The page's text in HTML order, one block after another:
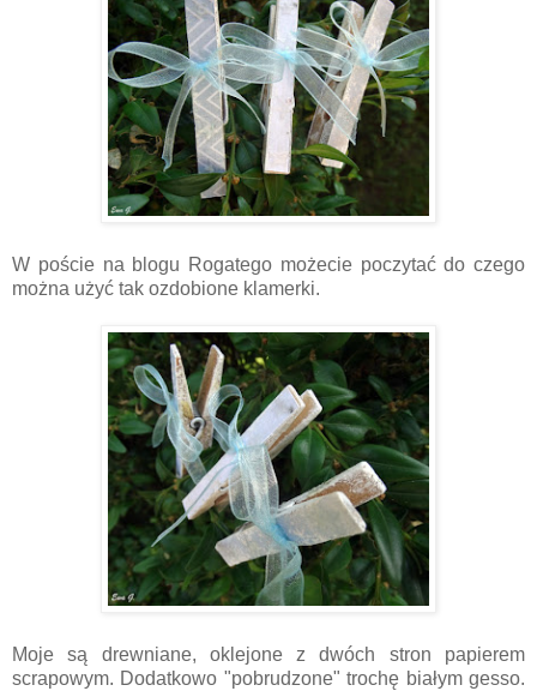
W poście na blogu Rogatego możecie poczytać do czego
można użyć tak ozdobione klamerki.
Moje są drewniane, oklejone z dwóch stron papierem
scrapowym. Dodatkowo "pobrudzone" trochę białym gesso.